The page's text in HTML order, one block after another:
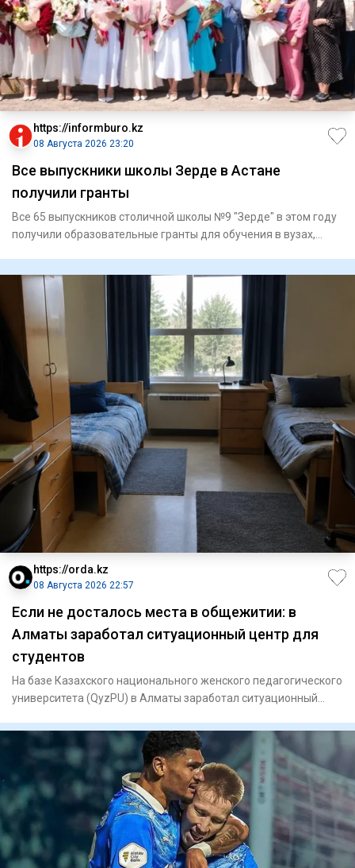
https://informburo.kz
08 Августа 2026 23:20
Все выпускники школы Зерде в Астане
получили гранты
Все 65 выпускников столичной школы №9 "Зерде" в этом году
получили образовательные гранты для обучения в вузах,
https://orda.kz
08 Августа 2026 22:57
Если не досталось места в общежитии: в
Алматы заработал ситуационный центр для
студентов
На базе Казахского национального женского педагогического
университета (QyzPU) в Алматы заработал ситуационный